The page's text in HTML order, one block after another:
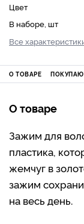
Цвет
В наборе, шт
Все
О ТОВАРЕ
О товаре
Зажим для
пластика,
жемчуг в
зажим
на весь день.